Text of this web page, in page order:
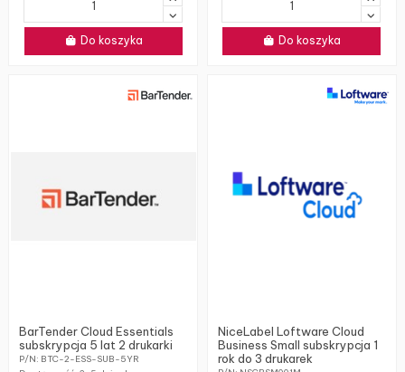
Do koszyka Do koszyka
BarTender Cloud Essentials
subskrypcja 5 lat 2 drukarki
P/N: BTC-2-ESS-SUB-5YR
NiceLabel Loftware Cloud
Business Small subskrypcja 1
rok do 3 drukarek